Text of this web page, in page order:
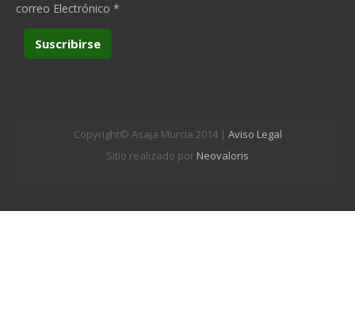
correo Electrónico *
Copyright© Asaja Murcia 2014 | Aviso Legal
Sitio realizado por Neovaloris